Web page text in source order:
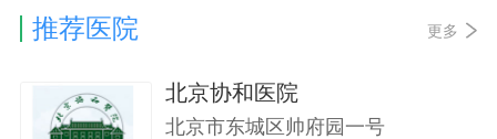
推荐医院 更多
北京协和医院
北京市东城区帅府园一号